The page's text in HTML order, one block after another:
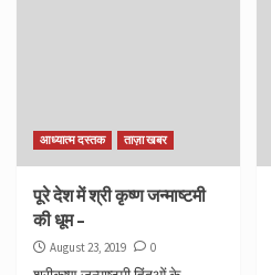
आध्यात्म दस्तक ताज़ा खबर
पूरे देश में श्री कृष्ण जन्माष्टमी
की धूम –
August 23, 2019 0